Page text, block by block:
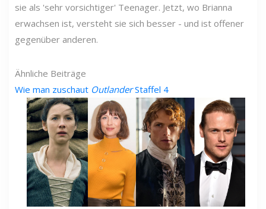
sie als 'sehr vorsichtiger' Teenager. Jetzt, wo Brianna
erwachsen ist, versteht sie sich besser - und ist offener
gegenüber anderen.
Ähnliche Beiträge
Wie man zuschaut OutlanderStaffel 4